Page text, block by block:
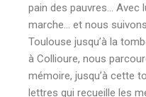
pain des pauvres… Avec
marche… et nous suivons
Toulouse jusqu’à la
à Collioure, nous
mémoire, jusqu’à cette
lettres qui recueille les